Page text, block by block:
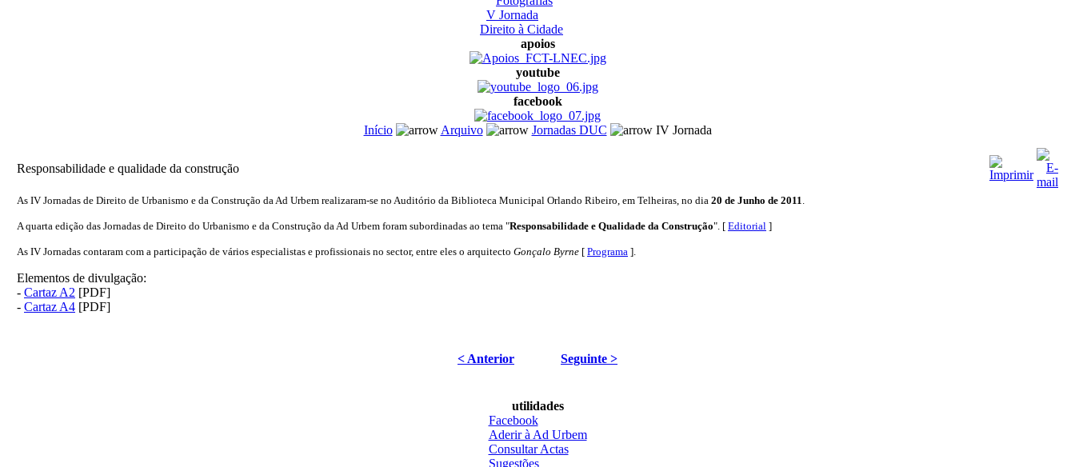
V Jornada
Direito à Cidade
apoios
youtube
facebook
Início Arquivo Jornadas DUC IV Jornada
Responsabilidade e qualidade da construção
As IV Jornadas de Direito de Urbanismo e da Construção da Ad Urbem realizaram-se no Auditório da Biblioteca Municipal Orlando Ribeiro, em Telheiras, no dia 20 de Junho de 2011.
A quarta edição das Jornadas de Direito do Urbanismo e da Construção da Ad Urbem foram subordinadas ao tema "Responsabilidade e Qualidade da Construção". [ Editorial ]
As IV Jornadas contaram com a participação de vários especialistas e profissionais no sector, entre eles o arquitecto Gonçalo Byrne [ Programa ].
Elementos de divulgação:
- Cartaz A2 [PDF]
- Cartaz A4 [PDF]
< Anterior Seguinte >
utilidades
Facebook
Aderir à Ad Urbem
Consultar Actas
Sugestões